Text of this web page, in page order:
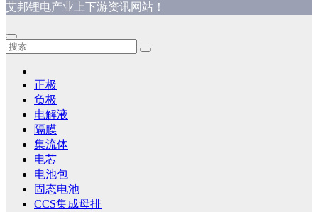
艾邦锂电产业上下游资讯网站！
正极
负极
电解液
隔膜
集流体
电芯
电池包
固态电池
CCS集成母排